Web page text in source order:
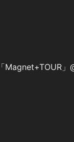
Magnet+TOUR」